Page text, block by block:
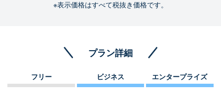
※表示価格はすべて税抜き価格です。
プラン詳細
フリー ビジネス エンタープライズ